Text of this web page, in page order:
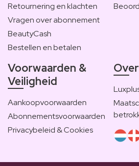
Retournering en klachten
Vragen over abonnement
BeautyCash
Bestellen en betalen
Voorwaarden &
Veiligheid
Aankoopvoorwaarden
Abonnementsvoorwaarden
Privacybeleid & Cookies